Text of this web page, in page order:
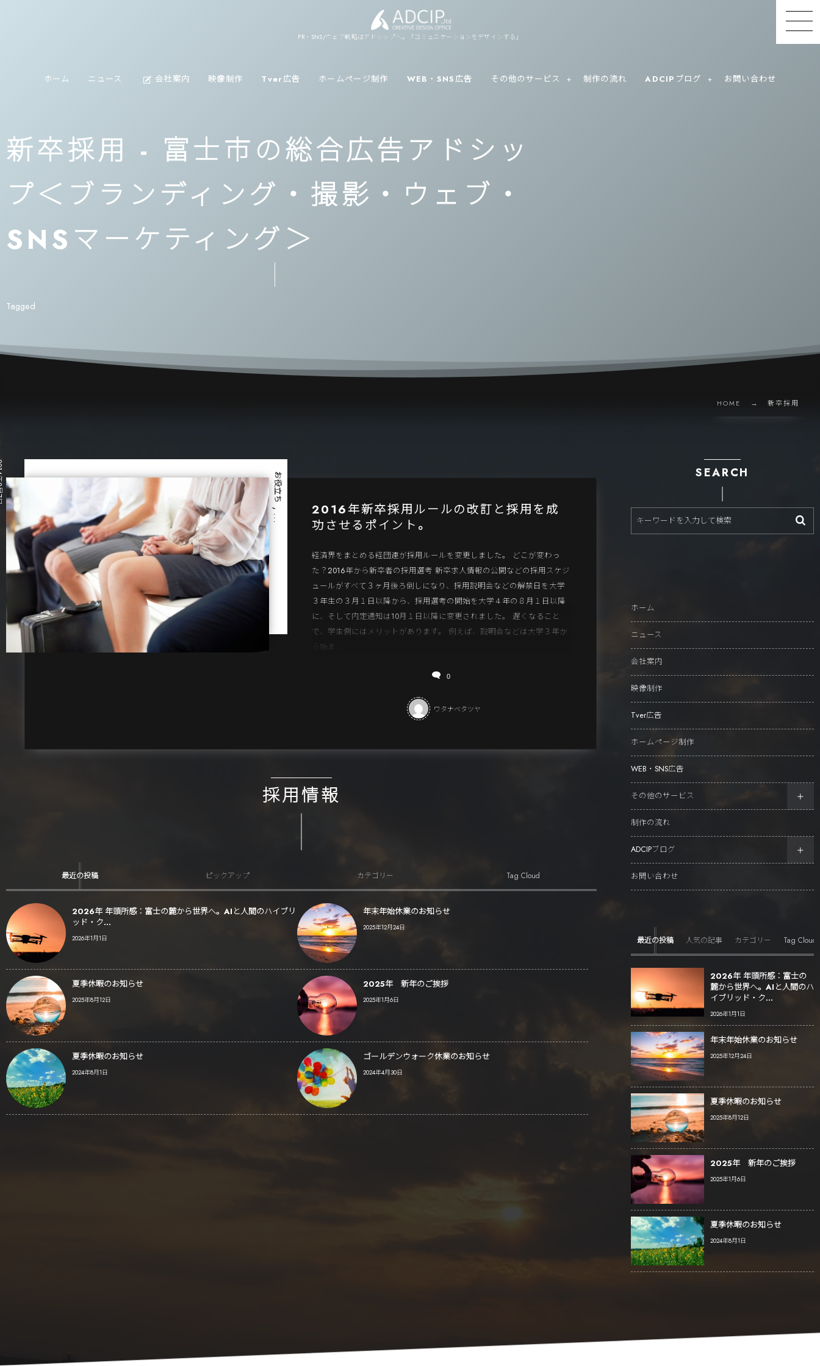
PR・SNS/ウェブ戦略はアドシップへ。「コミュニケーションをデザインする」
ホーム ニュース 会社案内
about
us 映像制作 Tver広告 ホームページ制作 WEB・SNS広告 その他のサービス 制作の流れ ADCIPブログ お問い合わせ
新卒採用 - 富士市の総合広告アドシッ
プ＜ブランディング・撮影・ウェブ・
SNSマーケティング＞
Tagged
HOME 新卒採用
お役立ち
, …
2016年新卒採用ルールの改訂と採用を成
功させるポイント。
経済界をまとめる経団連が採用ルールを変更しました。 どこが変わっ
た？2016年から新卒者の採用選考 新卒求人情報の公開などの採用スケジ
ュールがすべて３ヶ月後ろ倒しになり、採用説明会などの解禁日を大学
３年生の３月１日以降から、採用選考の開始を大学４年の８月１日以降
に、そして内定通知は10月１日以降に変更されました。 遅くなること
で、学生側にはメリットがあります。 例えば、説明会などは大学３年か
ら始ま...
0
ワタナベタツヤ
日
採用情報
最近の投稿 ピックアップ カテゴリー Tag Cloud
2026年 年頭所感：富士の麓から世界へ。AIと人間のハイブリ
ッド・ク...
2026年1月1日
年末年始休業のお知らせ
2025年12月24日
夏季休暇のお知らせ
2025年8月12日
2025年 新年のご挨拶
2025年1月6日
夏季休暇のお知らせ
2024年8月1日
ゴールデンウォーク休業のお知らせ
2024年4月30日
SEARCH
ホーム
ニュース
会社案内
映像制作
Tver広告
ホームページ制作
WEB・SNS広告
その他のサービス
制作の流れ
ADCIPブログ
お問い合わせ
最近の投稿 人気の記事 カテゴリー Tag Cloud
2026年 年頭所感：富士の
麓から世界へ。AIと人間のハ
イブリッド・ク...
2026年1月1日
年末年始休業のお知らせ
2025年12月24日
夏季休暇のお知らせ
2025年8月12日
2025年 新年のご挨拶
2025年1月6日
夏季休暇のお知らせ
2024年8月1日